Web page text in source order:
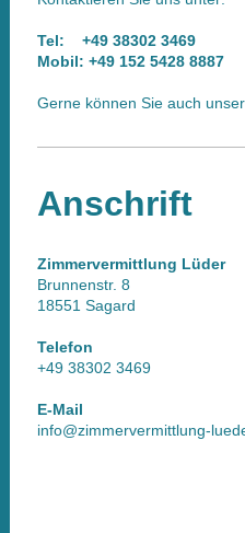
Tel: +49 38302 3469
Mobil: +49 152 5428 8887
Gerne können Sie auch unser
Anschrift
Zimmervermittlung Lüder
Brunnenstr. 8
18551 Sagard
Telefon
+49 38302 3469
E-Mail
info@zimmervermittlung-